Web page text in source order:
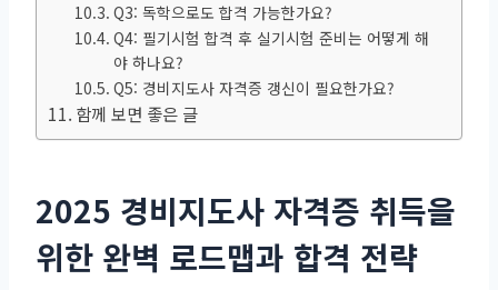
Q3: 독학으로도 합격 가능한가요?
Q4: 필기시험 합격 후 실기시험 준비는 어떻게 해
야 하나요?
Q5: 경비지도사 자격증 갱신이 필요한가요?
함께 보면 좋은 글
2025 경비지도사 자격증 취득을
위한 완벽 로드맵과 합격 전략